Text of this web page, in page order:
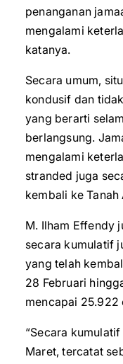
penanganan
mengalami
katanya.
Secara umum,
kondusif dan
yang berarti
berlangsung.
mengalami
stranded juga
kembali ke Tanah
M. Ilham Effendy
secara kumulatif
yang telah
28 Februari
mencapai 25.922
“Secara
Maret, tercatat